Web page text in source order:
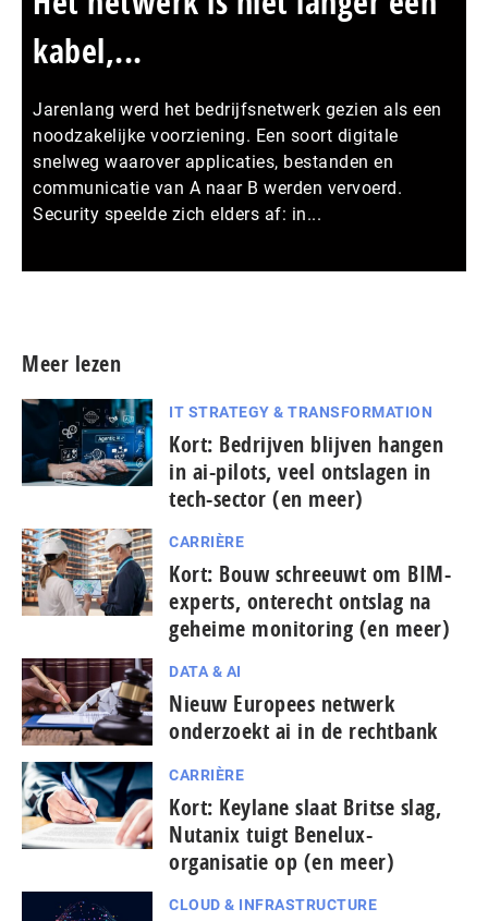
kabel,...
Jarenlang werd het bedrijfsnetwerk gezien als een
noodzakelijke voorziening. Een soort digitale
snelweg waarover applicaties, bestanden en
communicatie van A naar B werden vervoerd.
Security speelde zich elders af: in...
Meer lezen
IT STRATEGY & TRANSFORMATION
Kort: Bedrijven blijven hangen
in ai-pilots, veel ontslagen in
tech-sector (en meer)
CARRIÈRE
Kort: Bouw schreeuwt om BIM-
experts, onterecht ontslag na
geheime monitoring (en meer)
DATA & AI
Nieuw Europees netwerk
onderzoekt ai in de rechtbank
CARRIÈRE
Kort: Keylane slaat Britse slag,
Nutanix tuigt Benelux-
organisatie op (en meer)
CLOUD & INFRASTRUCTURE